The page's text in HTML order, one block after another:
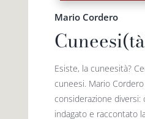
Mario Cordero
Esiste, la cuneesità?
cuneesi. Mario
considerazione diversi:
indagato e raccontato